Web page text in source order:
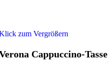
zum Vergrößern
Cappuccino-Tasse